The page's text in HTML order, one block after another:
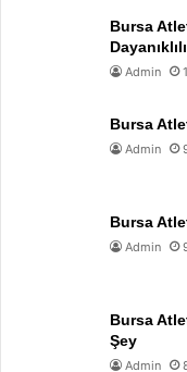
Bursa
Admin
Bursa
Admin
Bursa
Admin
Bursa
Şey
Admin